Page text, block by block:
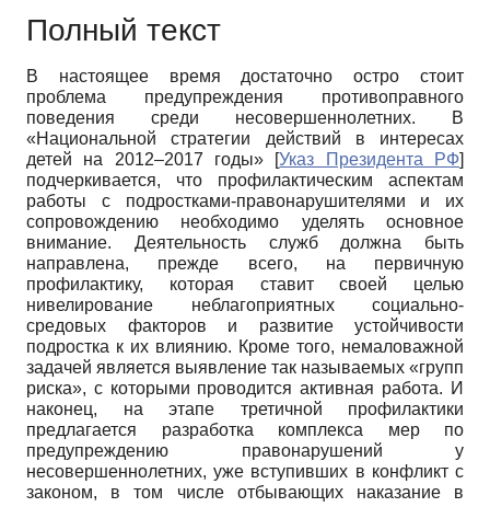
Полный текст
В настоящее время достаточно остро стоит
проблема предупреждения противоправного
поведения среди несовершеннолетних. В
«Национальной стратегии действий в интересах
детей на 2012–2017 годы» [Указ Президента РФ]
подчеркивается, что профилактическим аспектам
работы с подростками-правонарушителями и их
сопровождению необходимо уделять основное
внимание. Деятельность служб должна быть
направлена, прежде всего, на первичную
профилактику, которая ставит своей целью
нивелирование неблагоприятных социально-
средовых факторов и развитие устойчивости
подростка к их влиянию. Кроме того, немаловажной
задачей является выявление так называемых «групп
риска», с которыми проводится активная работа. И
наконец, на этапе третичной профилактики
предлагается разработка комплекса мер по
предупреждению правонарушений у
несовершеннолетних, уже вступивших в конфликт с
законом, в том числе отбывающих наказание в